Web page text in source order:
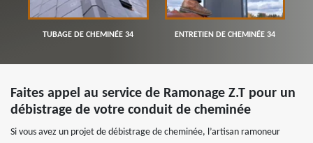
TUBAGE DE CHEMINÉE 34 ENTRETIEN DE CHEMINÉE 34
Faites appel au service de Ramonage Z.T pour un
débistrage de votre conduit de cheminée
Si vous avez un projet de débistrage de cheminée, l’artisan ramoneur